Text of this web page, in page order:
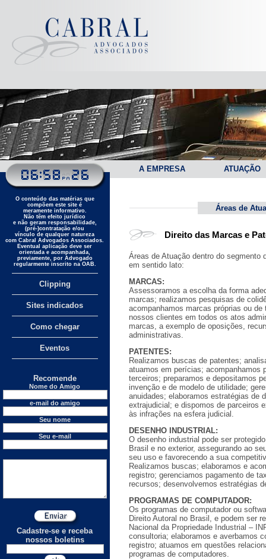
A EMPRESA ATUAÇÃO
O conteúdo das matérias que
compõem este site é
meramente informativo.
Não têm efeito jurídico
e não geram responsabilidade,
(pré-)contratação e/ou
vínculo de qualquer natureza
com Cabral Advogados Associados.
Eventual aplicação deve ser
orientada e acompanhada,
previamente, por Advogado
regularmente inscrito na OAB.
Clipping
Sites indicados
Como chegar
Eventos
Recomende
Nome do Amigo
e-mail do amigo
Seu nome
Seu e-mail
Cadastre-se e receba
nossos boletins
Áreas de
Direito das Marcas e
Áreas de Atuação dentro do segmento
em sentido lato:
MARCAS:
Assessoramos a escolha da forma
marcas; realizamos pesquisas de
acompanhamos marcas próprias ou
nossos clientes em todos os atos
marcas, a exemplo de oposições,
administrativas.
PATENTES:
Realizamos buscas de patentes;
atuamos em perícias; acompanhamos
terceiros; preparamos e depositamos
invenção e de modelo de utilidade;
anuidades; elaboramos estratégias de
extrajudicial; e dispomos de parceiros
às infrações na esfera judicial.
DESENHO INDUSTRIAL:
O desenho industrial pode ser
Brasil e no exterior, assegurando ao
seu uso e favorecendo a sua
Realizamos buscas; elaboramos e
registro; gerenciamos pagamento de
recursos; desenvolvemos estratégias
PROGRAMAS DE COMPUTADOR:
Os programas de computador ou
Direito Autoral no Brasil, e podem ser
Nacional da Propriedade Industrial –
consultoria; elaboramos e averbamos
registro; atuamos em questões
programas de computadores.